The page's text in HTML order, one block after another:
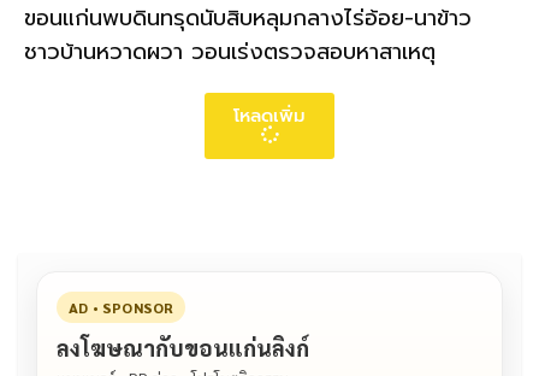
ขอนแก่นพบดินทรุดนับสิบหลุมกลางไร่อ้อย-นาข้าว
ชาวบ้านหวาดผวา วอนเร่งตรวจสอบหาสาเหตุ
โหลดเพิ่ม
AD • SPONSOR
ลงโฆษณากับขอนแก่นลิงก์